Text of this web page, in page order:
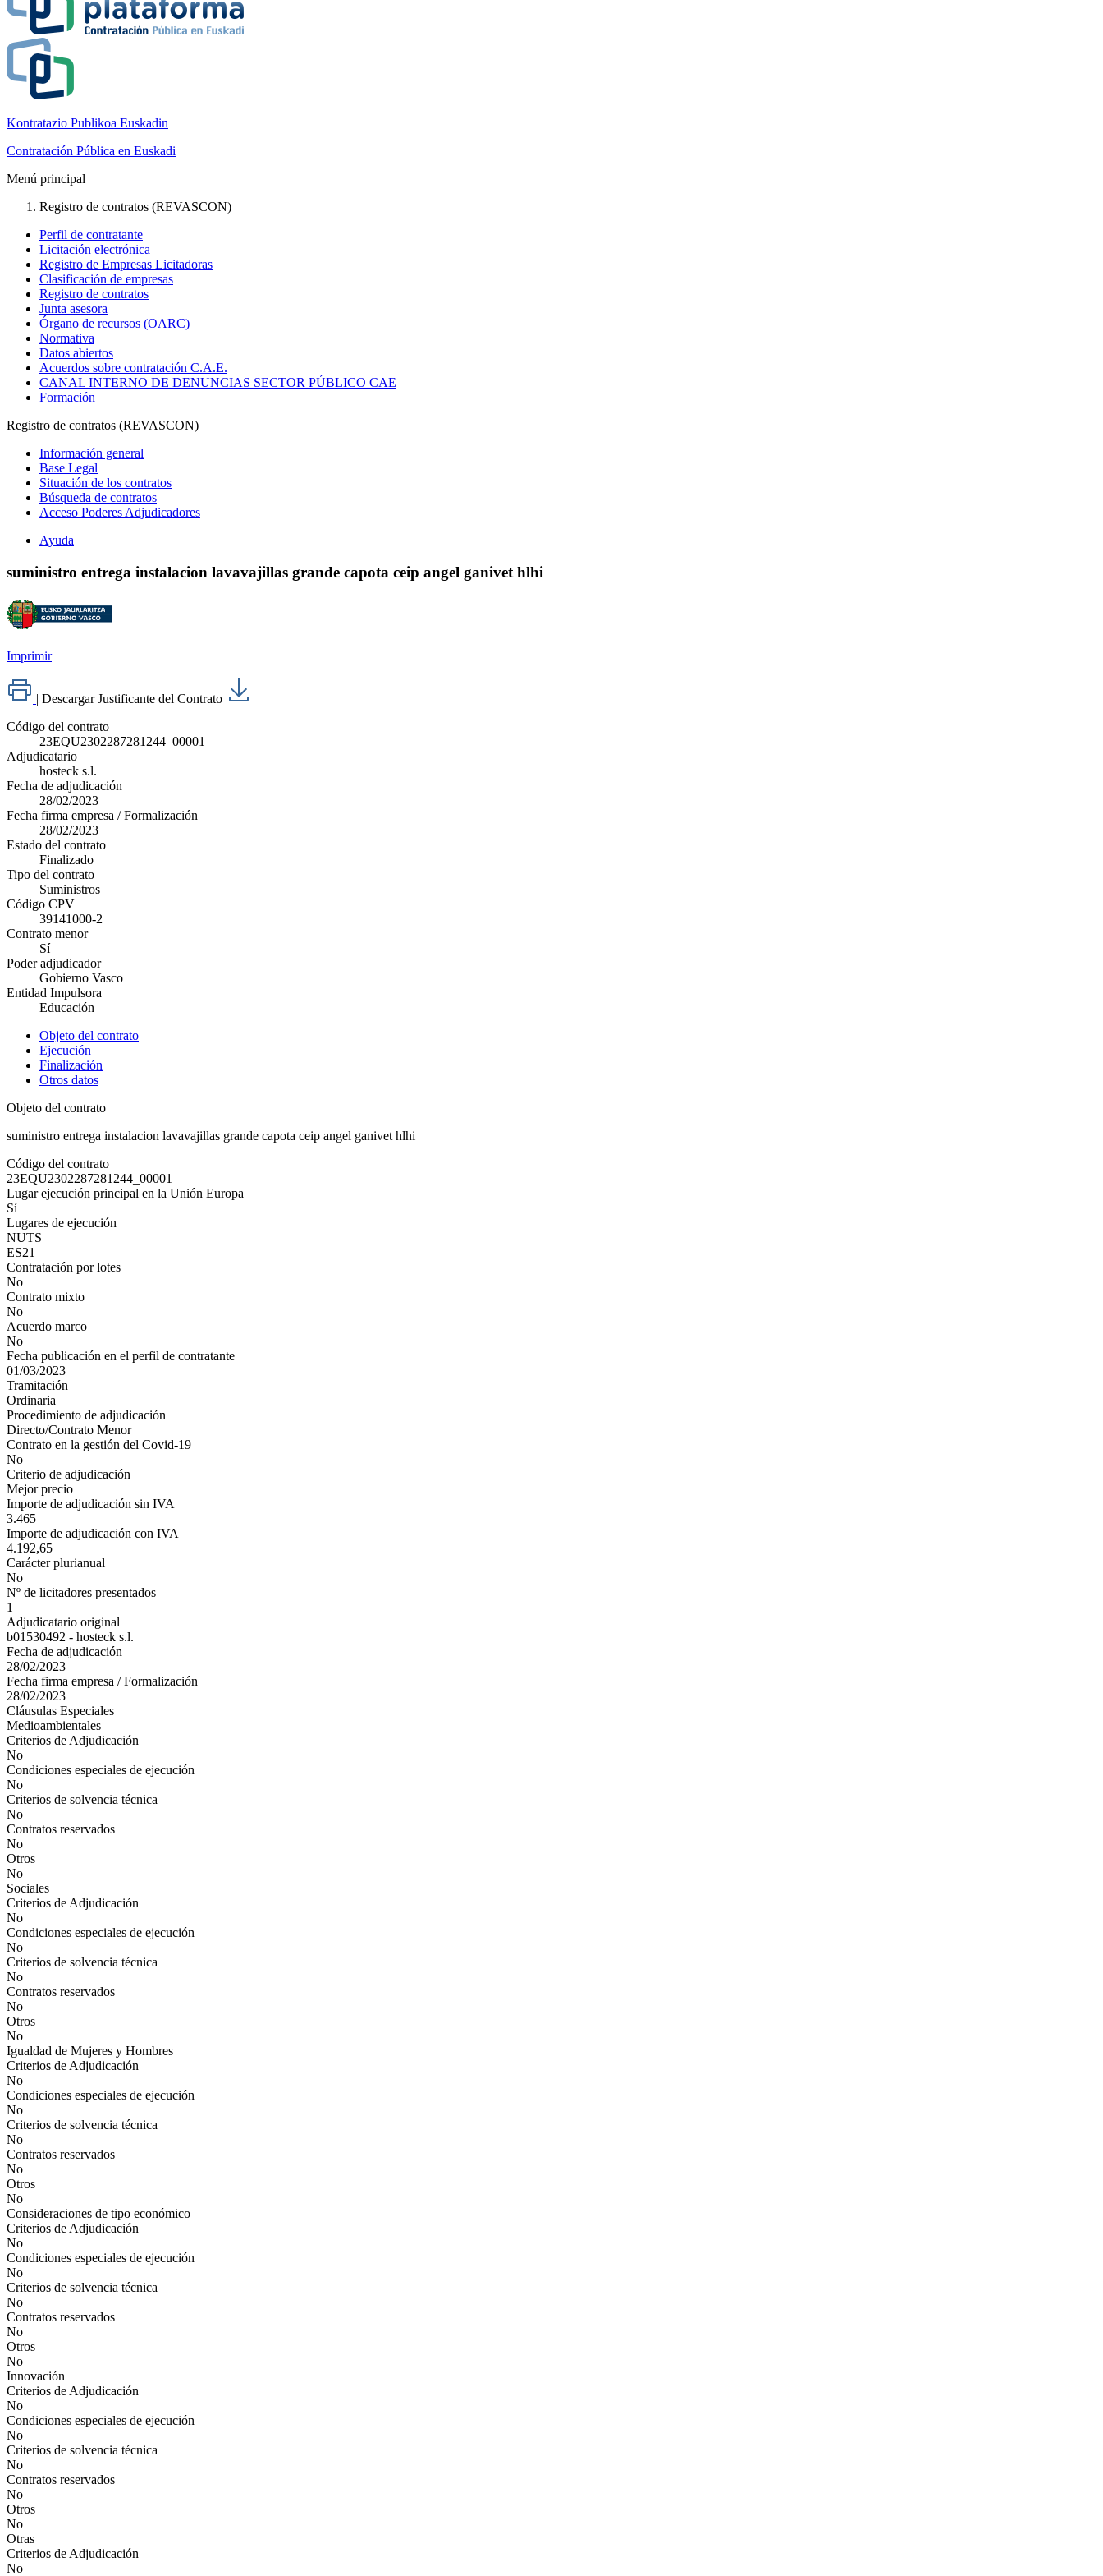
Kontratazio Publikoa Euskadin
Contratación Pública en Euskadi
Menú principal
Registro de contratos (REVASCON)
Perfil de contratante
Licitación electrónica
Registro de Empresas Licitadoras
Clasificación de empresas
Registro de contratos
Junta asesora
Órgano de recursos (OARC)
Normativa
Datos abiertos
Acuerdos sobre contratación C.A.E.
CANAL INTERNO DE DENUNCIAS SECTOR PÚBLICO CAE
Formación
Registro de contratos (REVASCON)
Información general
Base Legal
Situación de los contratos
Búsqueda de contratos
Acceso Poderes Adjudicadores
Ayuda
suministro entrega instalacion lavavajillas grande capota ceip angel ganivet hlhi
Imprimir
| Descargar Justificante del Contrato
Código del contrato
23EQU2302287281244_00001
Adjudicatario
hosteck s.l.
Fecha de adjudicación
28/02/2023
Fecha firma empresa / Formalización
28/02/2023
Estado del contrato
Finalizado
Tipo del contrato
Suministros
Código CPV
39141000-2
Contrato menor
Sí
Poder adjudicador
Gobierno Vasco
Entidad Impulsora
Educación
Objeto del contrato
Ejecución
Finalización
Otros datos
Objeto del contrato
suministro entrega instalacion lavavajillas grande capota ceip angel ganivet hlhi
Código del contrato
23EQU2302287281244_00001
Lugar ejecución principal en la Unión Europa
Sí
Lugares de ejecución
NUTS
ES21
Contratación por lotes
No
Contrato mixto
No
Acuerdo marco
No
Fecha publicación en el perfil de contratante
01/03/2023
Tramitación
Ordinaria
Procedimiento de adjudicación
Directo/Contrato Menor
Contrato en la gestión del Covid-19
No
Criterio de adjudicación
Mejor precio
Importe de adjudicación sin IVA
3.465
Importe de adjudicación con IVA
4.192,65
Carácter plurianual
No
Nº de licitadores presentados
1
Adjudicatario original
b01530492 - hosteck s.l.
Fecha de adjudicación
28/02/2023
Fecha firma empresa / Formalización
28/02/2023
Cláusulas Especiales
Medioambientales
Criterios de Adjudicación
No
Condiciones especiales de ejecución
No
Criterios de solvencia técnica
No
Contratos reservados
No
Otros
No
Sociales
Criterios de Adjudicación
No
Condiciones especiales de ejecución
No
Criterios de solvencia técnica
No
Contratos reservados
No
Otros
No
Igualdad de Mujeres y Hombres
Criterios de Adjudicación
No
Condiciones especiales de ejecución
No
Criterios de solvencia técnica
No
Contratos reservados
No
Otros
No
Consideraciones de tipo económico
Criterios de Adjudicación
No
Condiciones especiales de ejecución
No
Criterios de solvencia técnica
No
Contratos reservados
No
Otros
No
Innovación
Criterios de Adjudicación
No
Condiciones especiales de ejecución
No
Criterios de solvencia técnica
No
Contratos reservados
No
Otros
No
Otras
Criterios de Adjudicación
No